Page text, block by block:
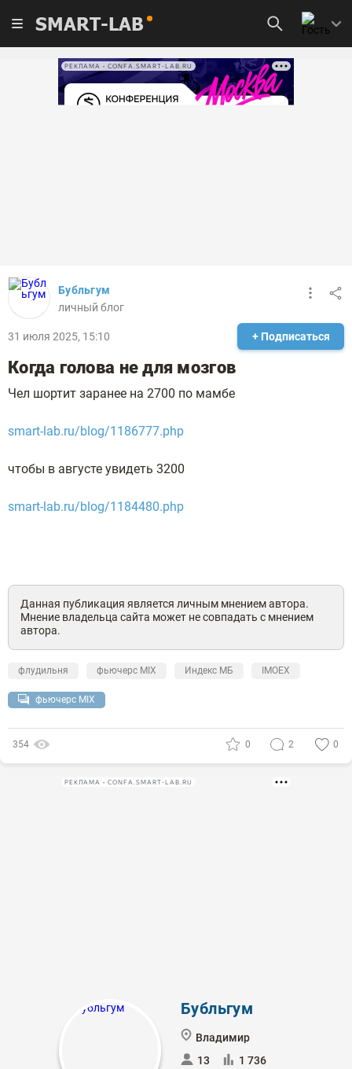
SMART-LAB
РЕКЛАМА • CONFA.SMART-LAB.RU
Бубльгум
личный блог
31 июля 2025, 15:10 + Подписаться
Когда голова не для мозгов
Чел шортит заранее на 2700 по мамбе
smart-lab.ru/blog/1186777.php
чтобы в августе увидеть 3200
smart-lab.ru/blog/1184480.php
Данная публикация является личным мнением автора.
Мнение владельца сайта может не совпадать с мнением
автора.
флудильня фьючерс MIX Индекс МБ IMOEX
фьючерс MIX
354 0 2 0
РЕКЛАМА • CONFA.SMART-LAB.RU
Бубльгум
Владимир
13
1 736